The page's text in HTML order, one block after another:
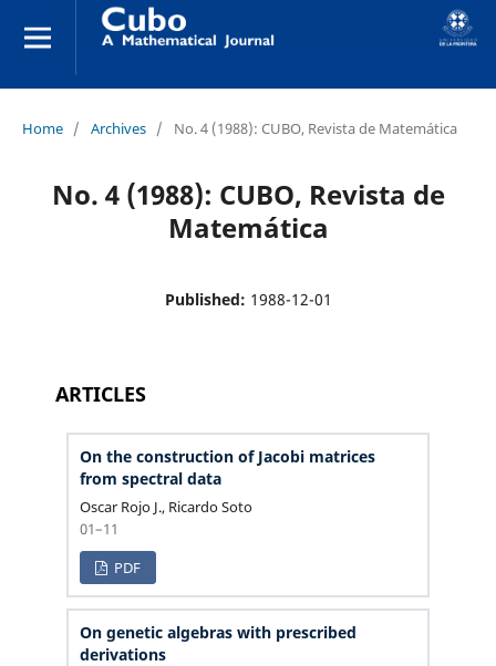
Home / Archives / No. 4 (1988): CUBO, Revista de Matemática
No. 4 (1988): CUBO, Revista de
Matemática
Published: 1988-12-01
ARTICLES
On the construction of Jacobi matrices
from spectral data
Oscar Rojo J., Ricardo Soto
01–11
PDF
On genetic algebras with prescribed
derivations